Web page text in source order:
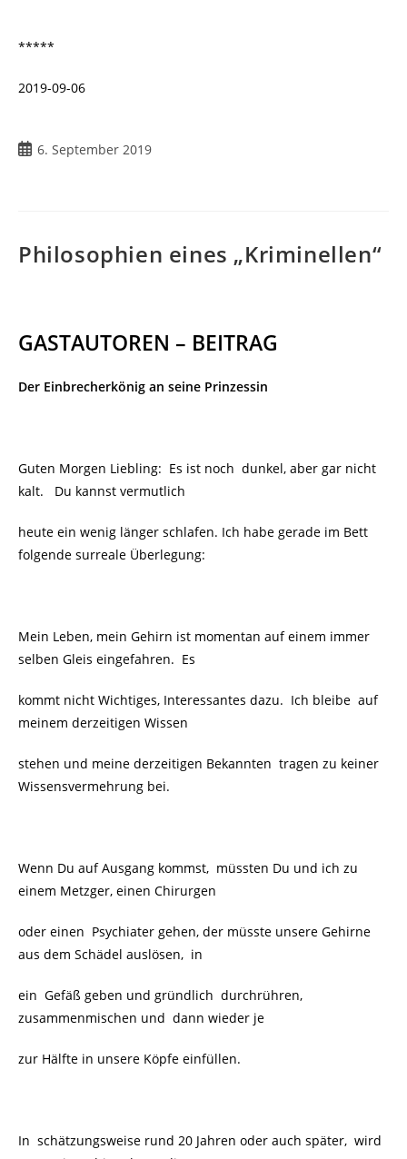
*****
2019-09-06
6. September 2019
Philosophien eines „Kriminellen“
GASTAUTOREN – BEITRAG
Der Einbrecherkönig an seine Prinzessin
Guten Morgen Liebling: Es ist noch dunkel, aber gar nicht
kalt. Du kannst vermutlich
heute ein wenig länger schlafen. Ich habe gerade im Bett
folgende surreale Überlegung:
Mein Leben, mein Gehirn ist momentan auf einem immer
selben Gleis eingefahren. Es
kommt nicht Wichtiges, Interessantes dazu. Ich bleibe auf
meinem derzeitigen Wissen
stehen und meine derzeitigen Bekannten tragen zu keiner
Wissensvermehrung bei.
Wenn Du auf Ausgang kommst, müssten Du und ich zu
einem Metzger, einen Chirurgen
oder einen Psychiater gehen, der müsste unsere Gehirne
aus dem Schädel auslösen, in
ein Gefäß geben und gründlich durchrühren,
zusammenmischen und dann wieder je
zur Hälfte in unsere Köpfe einfüllen.
In schätzungsweise rund 20 Jahren oder auch später, wird